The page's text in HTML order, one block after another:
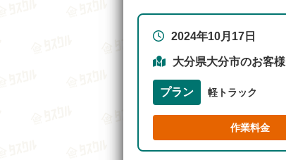
2024年10月17日
大分県大分市のお客様
プラン 軽トラック
作業料金